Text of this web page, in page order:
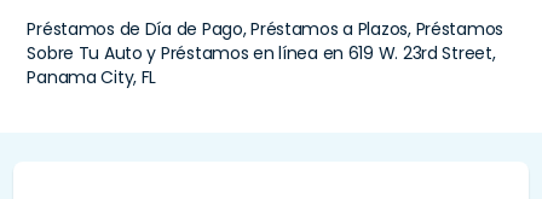
Préstamos de Día de Pago, Préstamos a Plazos, Préstamos
Sobre Tu Auto y Préstamos en línea en 619 W. 23rd Street,
Panama City, FL